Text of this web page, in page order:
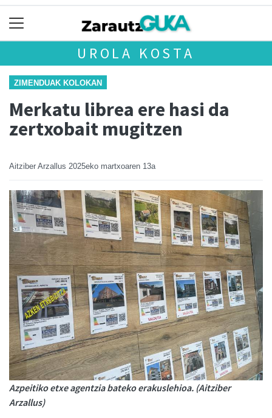
UROLA KOSTA
ZIMENDUAK KOLOKAN
Merkatu librea ere hasi da
zertxobait mugitzen
Aitziber Arzallus 2025eko martxoaren 13a
Azpeitiko etxe agentzia bateko erakuslehioa. (Aitziber
Arzallus)